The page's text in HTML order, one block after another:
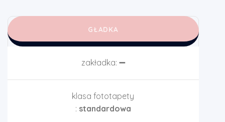
GŁADKA
zakładka: ➖
klasa fototapety
: standardowa